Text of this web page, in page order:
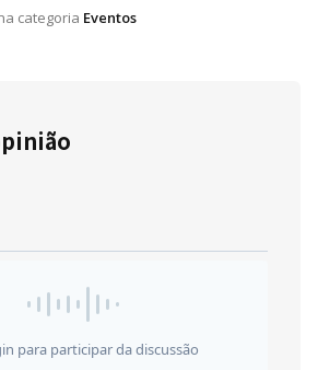
categoria Eventos